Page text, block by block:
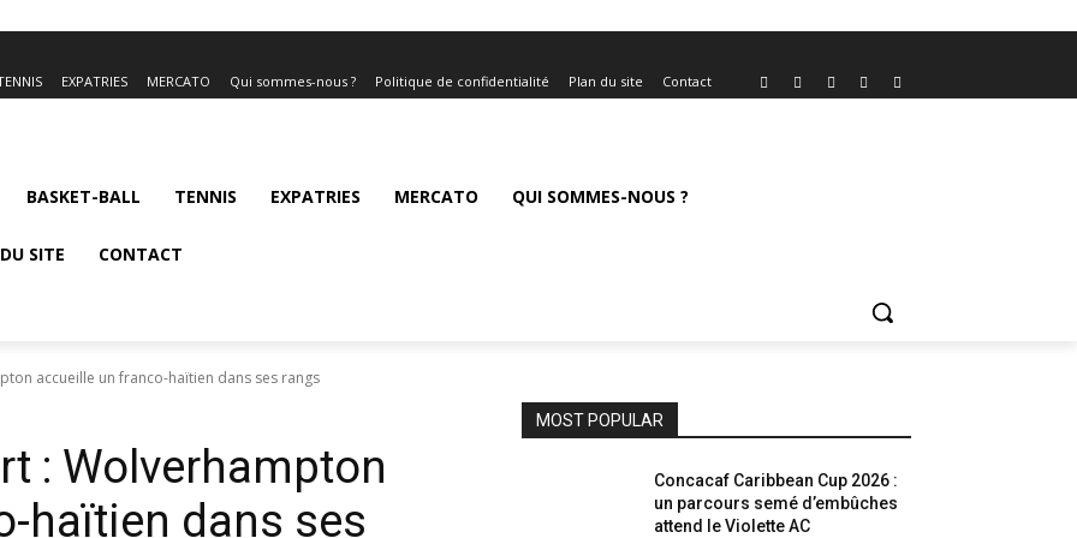
EXPATRIES MERCATO Qui sommes-nous ? Politique de confidentialité Plan du site Contact
BASKET-BALL TENNIS EXPATRIES MERCATO QUI SOMMES-NOUS ?
SITE CONTACT
accueille un franco-haïtien dans ses rangs
: Wolverhampton
haïtien dans ses
MOST POPULAR
Concacaf Caribbean Cup 2026 :
un parcours semé d’embûches
attend le Violette AC